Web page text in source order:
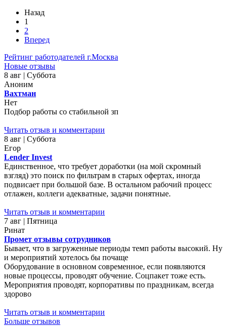
Назад
1
2
Вперед
Рейтинг работодателей г.Москва
Новые отзывы
8 авг | Суббота
Аноним
Вахтман
Нет
Подбор работы со стабильной зп
Читать отзыв и комментарии
8 авг | Суббота
Егор
Lender Invest
Единственное, что требует доработки (на мой скромный
взгляд) это поиск по фильтрам в старых офертах, иногда
подвисает при большой базе. В остальном рабочий процесс
отлажен, коллеги адекватные, задачи понятные.
Читать отзыв и комментарии
7 авг | Пятница
Ринат
Промет отзывы сотрудников
Бывает, что в загруженные периоды темп работы высокий. Ну
и мероприятий хотелось бы почаще
Оборудование в основном современное, если появляются
новые процессы, проводят обучение. Соцпакет тоже есть.
Мероприятия проводят, корпоративы по праздникам, всегда
здорово
Читать отзыв и комментарии
Больше отзывов